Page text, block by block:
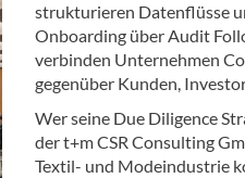
strukturieren Datenflüsse
Onboarding über Audit
verbinden Unternehmen
gegenüber Kunden,
Wer seine Due Diligence
der t+m CSR Consulting
Textil- und Modeindustrie